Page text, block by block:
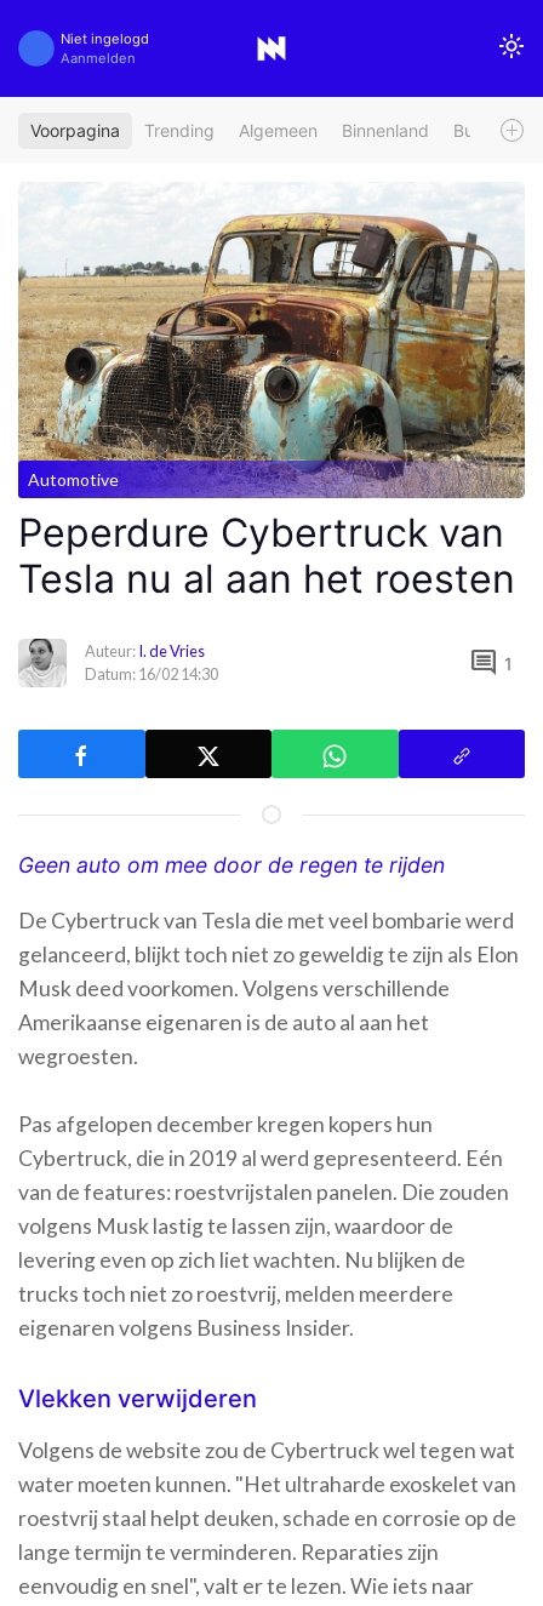
Niet ingelogd
Aanmelden
Voorpagina Trending Algemeen Binnenland Buitenland
Automotive
Peperdure Cybertruck van
Tesla nu al aan het roesten
Auteur:I. de Vries
Datum: 16/02 14:30
comment 1
Geen auto om mee door de regen te rijden
De Cybertruck van Tesla die met veel bombarie werd
gelanceerd, blijkt toch niet zo geweldig te zijn als Elon
Musk deed voorkomen. Volgens verschillende
Amerikaanse eigenaren is de auto al aan het
wegroesten.
Pas afgelopen december kregen kopers hun
Cybertruck, die in 2019 al werd gepresenteerd. Eén
van de features: roestvrijstalen panelen. Die zouden
volgens Musk lastig te lassen zijn, waardoor de
levering even op zich liet wachten. Nu blijken de
trucks toch niet zo roestvrij, melden meerdere
eigenaren volgens Business Insider.
Vlekken verwijderen
Volgens de website zou de Cybertruck wel tegen wat
water moeten kunnen. "Het ultraharde exoskelet van
roestvrij staal helpt deuken, schade en corrosie op de
lange termijn te verminderen. Reparaties zijn
eenvoudig en snel", valt er te lezen. Wie iets naar